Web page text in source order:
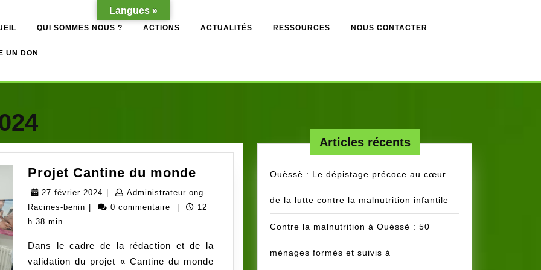
QUI SOMMES NOUS ? ACTIONS ACTUALITÉS RESSOURCES NOUS CONTACTER
UN DON
Projet Cantine du monde
Cantine
du
27 février 2024 27
février
Administrateur ong-
Racines-benin Administrateur
benin
0 commentaire
12
h 38 min
Dans le cadre de la rédaction et de la
validation du projet « Cantine du monde
Articles récents
Ouèssè : Le dépistage précoce au cœur
de la lutte contre la malnutrition infantile
Contre la malnutrition à Ouèssè : 50
ménages formés et suivis à
Langues »